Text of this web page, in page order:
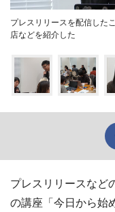
プレスリリースを配信した
店などを紹介した
プレスリリースなど
の講座「今日から始